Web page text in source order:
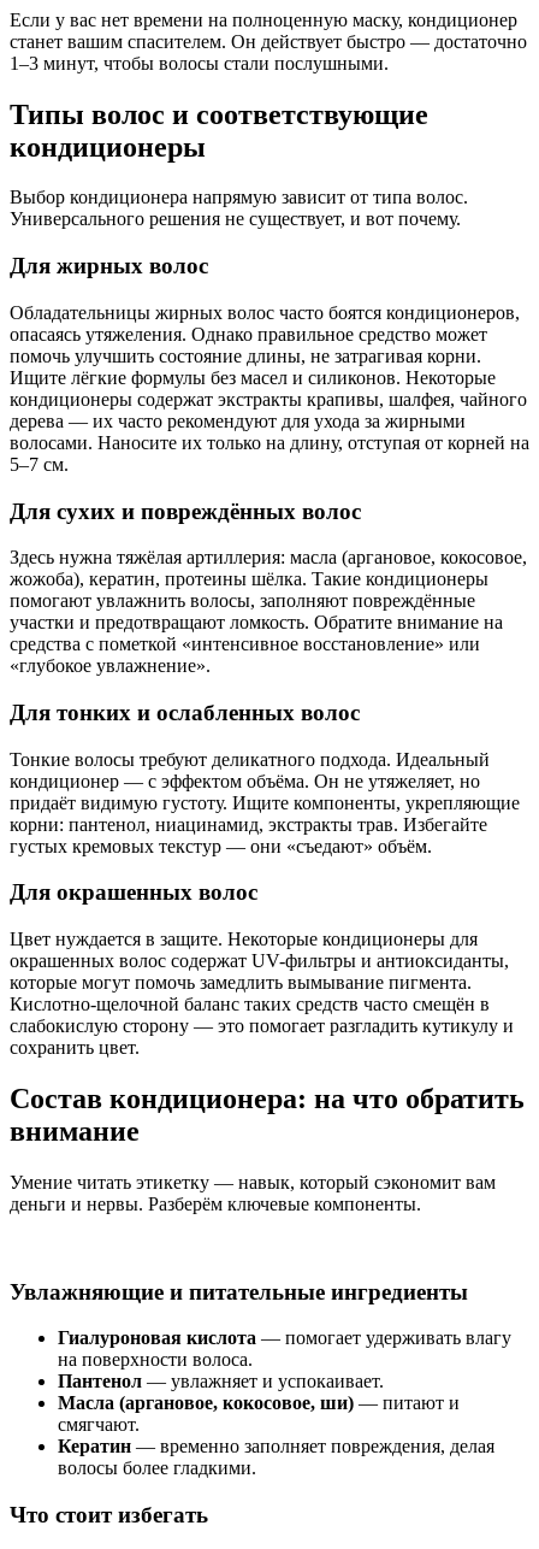
Если у вас нет времени на полноценную маску, кондиционер
станет вашим спасителем. Он действует быстро — достаточно
1–3 минут, чтобы волосы стали послушными.
Типы волос и соответствующие
кондиционеры
Выбор кондиционера напрямую зависит от типа волос.
Универсального решения не существует, и вот почему.
Для жирных волос
Обладательницы жирных волос часто боятся кондиционеров,
опасаясь утяжеления. Однако правильное средство может
помочь улучшить состояние длины, не затрагивая корни.
Ищите лёгкие формулы без масел и силиконов. Некоторые
кондиционеры содержат экстракты крапивы, шалфея, чайного
дерева — их часто рекомендуют для ухода за жирными
волосами. Наносите их только на длину, отступая от корней на
5–7 см.
Для сухих и повреждённых волос
Здесь нужна тяжёлая артиллерия: масла (аргановое, кокосовое,
жожоба), кератин, протеины шёлка. Такие кондиционеры
помогают увлажнить волосы, заполняют повреждённые
участки и предотвращают ломкость. Обратите внимание на
средства с пометкой «интенсивное восстановление» или
«глубокое увлажнение».
Для тонких и ослабленных волос
Тонкие волосы требуют деликатного подхода. Идеальный
кондиционер — с эффектом объёма. Он не утяжеляет, но
придаёт видимую густоту. Ищите компоненты, укрепляющие
корни: пантенол, ниацинамид, экстракты трав. Избегайте
густых кремовых текстур — они «съедают» объём.
Для окрашенных волос
Цвет нуждается в защите. Некоторые кондиционеры для
окрашенных волос содержат UV-фильтры и антиоксиданты,
которые могут помочь замедлить вымывание пигмента.
Кислотно-щелочной баланс таких средств часто смещён в
слабокислую сторону — это помогает разгладить кутикулу и
сохранить цвет.
Состав кондиционера: на что обратить
внимание
Умение читать этикетку — навык, который сэкономит вам
деньги и нервы. Разберём ключевые компоненты.
Увлажняющие и питательные ингредиенты
Гиалуроновая кислота — помогает удерживать влагу
на поверхности волоса.
Пантенол — увлажняет и успокаивает.
Масла (аргановое, кокосовое, ши) — питают и
смягчают.
Кератин — временно заполняет повреждения, делая
волосы более гладкими.
Что стоит избегать